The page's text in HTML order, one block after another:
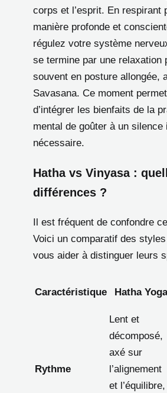
corps et l’esprit. En respirant
manière profonde et
régulez votre système
se termine par une relaxation
souvent en posture allongée,
Savasana. Ce moment
d’intégrer les bienfaits de la
mental de goûter à un silence
nécessaire.
Hatha vs Vinyasa :
différences ?
Il est fréquent de confondre
Voici un comparatif des
vous aider à distinguer leurs
Caractéristique Hatha Yoga
Rythme
Lent et
décomposé,
axé sur
l’alignement
et l’équilibre,